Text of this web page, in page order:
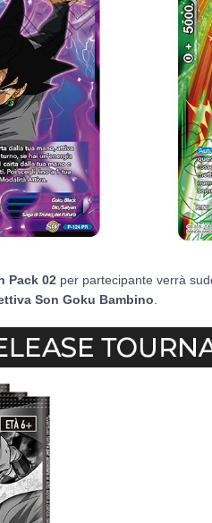
Pack 02 per partecipante verrà
Son Goku Bambino